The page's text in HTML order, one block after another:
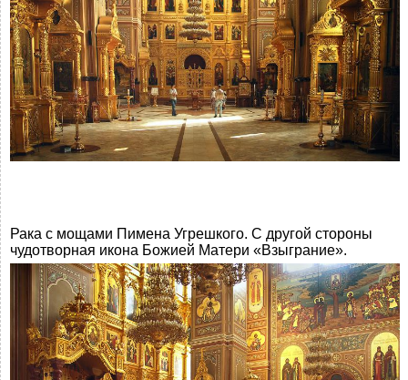
Рака с мощами Пимена Угрешкого. С другой стороны
чудотворная икона Божией Матери «Взыграние».